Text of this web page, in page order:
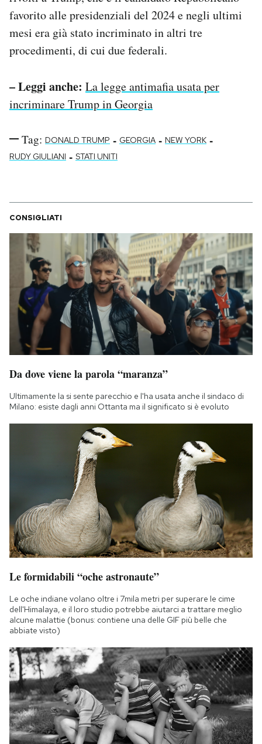
favorito alle presidenziali del 2024 e negli ultimi
mesi era già stato incriminato in altri tre
procedimenti, di cui due federali.
– Leggi anche: La legge antimafia usata per
incriminare Trump in Georgia
Tag: DONALD TRUMP - GEORGIA - NEW YORK -
RUDY GIULIANI - STATI UNITI
CONSIGLIATI
Da dove viene la parola “maranza”
Ultimamente la si sente parecchio e l'ha usata anche il sindaco di
Milano: esiste dagli anni Ottanta ma il significato si è evoluto
Le formidabili “oche astronaute”
Le oche indiane volano oltre i 7mila metri per superare le cime
dell'Himalaya, e il loro studio potrebbe aiutarci a trattare meglio
alcune malattie (bonus: contiene una delle GIF più belle che
abbiate visto)